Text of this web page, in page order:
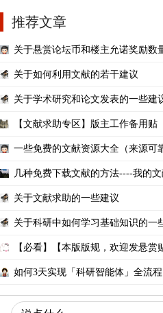
推荐文章
关于悬赏论坛币和楼主允诺奖励数
关于如何利用文献的若干建议
关于学术研究和论文发表的一些建
【文献求助专区】版主工作备用贴
一些免费的文献资源大全（来源可
几种免费下载文献的方法----我的
关于文献求助的一些建议
关于科研中如何学习基础知识的一
【必看】【本版版规，欢迎发悬赏
如何3天实现「科研智能体」全流程